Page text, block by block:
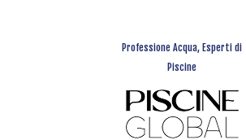
Professione Acqua, Esperti di
Piscine